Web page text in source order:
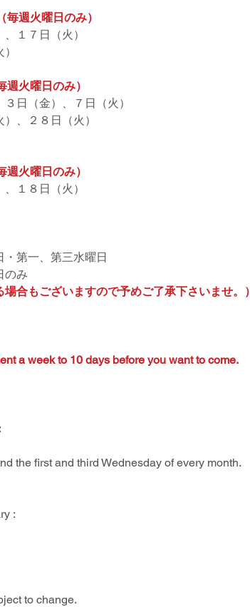
（毎週火曜日のみ）
１７日（火）
週火曜日のみ）
日（金）、７日（火）
、２８日（火）
週火曜日のみ）
１８日（火）
・第一、第三水曜日
のみ
合もございますので予めご了承下さいませ。）
a week to 10 days before you want to come.
the first and third Wednesday of every month.
:
to change.